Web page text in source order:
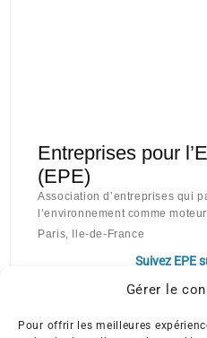
Gérer le
Pour offrir les meilleures
Entreprises pour
(EPE)
Association d’entreprises qui
l’environnement comme
Paris, Ile-de-France
Suivez EPE